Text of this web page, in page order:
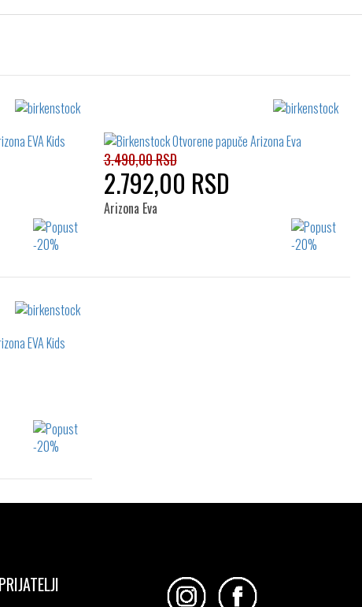
3.490,00 RSD
2.792,00 RSD
Arizona Eva
PRIJATELJI